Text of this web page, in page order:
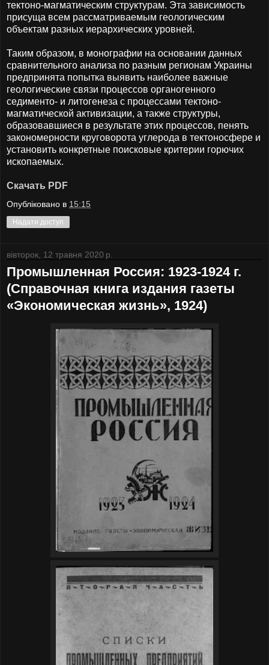
тектоно-магматическим структурам. Эта зависимость
присуща всем рассматриваемым геологическим
объектам разных иерархических уровней.
Таким образом, в монографии на основании данных
сравнительного анализа по разным регионам Украины
предпринята попытка выявить наиболее важные
геологические связи процессов органогенного
седименто- и литогенеза с процессами тектоно-
магматической активизации, а также структуры,
образовавшиеся в результате этих процессов, пенять
закономерности круговорота углерода в тектоносфере и
установить конкретные поисковые критерии горючих
ископаемых.
Скачать PDF
Опубліковано в 15:15
Надати доступ
вівторок, 12 травня 2020 р.
Промышленная Россия: 1923-1924 г.
(Справочная книга издания газеты
«Экономическая жизнь», 1924)